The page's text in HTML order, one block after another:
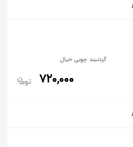
گردنبند چوبی خیال
720,000